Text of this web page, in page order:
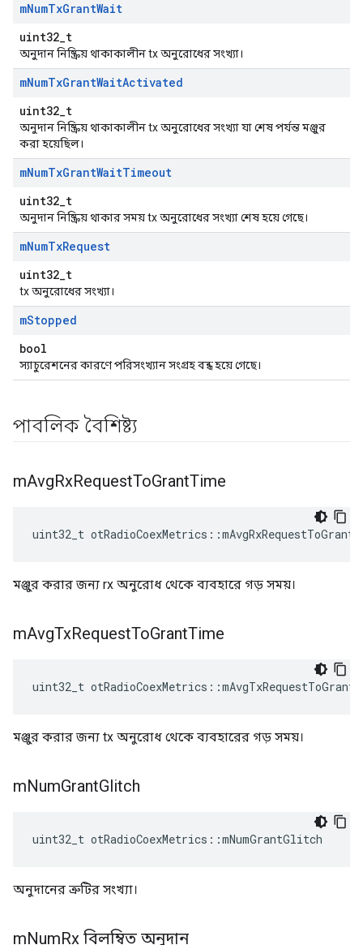
mNumTxGrantWait
uint32_t
অনুদান নিষ্ক্রিয় থাকাকালীন tx অনুরোধের সংখ্যা।
mNumTxGrantWaitActivated
uint32_t
অনুদান নিষ্ক্রিয় থাকাকালীন tx অনুরোধের সংখ্যা যা শেষ পর্যন্ত মঞ্জুর
করা হয়েছিল।
mNumTxGrantWaitTimeout
uint32_t
অনুদান নিষ্ক্রিয় থাকার সময় tx অনুরোধের সংখ্যা শেষ হয়ে গেছে।
mNumTxRequest
uint32_t
tx অনুরোধের সংখ্যা।
mStopped
bool
স্যাচুরেশনের কারণে পরিসংখ্যান সংগ্রহ বন্ধ হয়ে গেছে।
পাবলিক বৈশিষ্ট্য
mAvgRxRequestToGrantTime
uint32_t otRadioCoexMetrics ::
মঞ্জুর করার জন্য rx অনুরোধ থেকে ব্যবহারে গড় সময়।
mAvgTxRequestToGrantTime
uint32_t otRadioCoexMetrics ::
মঞ্জুর করার জন্য tx অনুরোধ থেকে ব্যবহারের গড় সময়।
mNumGrantGlitch
uint32_t otRadioCoexMetrics ::mNumGrantGlitch
অনুদানের ত্রুটির সংখ্যা।
mNumRx বিলম্বিত অনুদান